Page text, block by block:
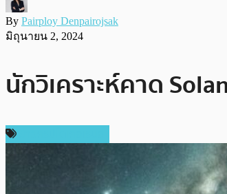
By Pairploy Denpairojsak
มิถุนายน 2, 2024
นักวิเคราะห์คาด